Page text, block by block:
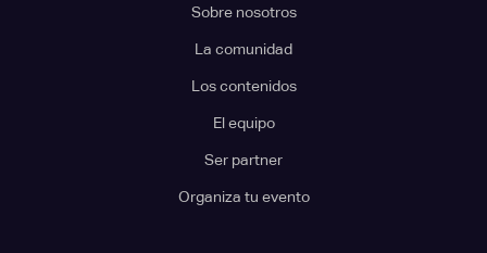
Sobre nosotros
La comunidad
Los contenidos
El equipo
Ser partner
Organiza tu evento